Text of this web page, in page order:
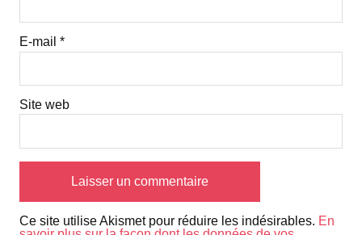
E-mail *
Site web
Ce site utilise Akismet pour réduire les indésirables. En